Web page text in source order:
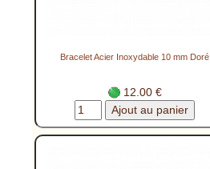
Bracelet Acier Inoxydable 10 mm Doré
12.00 €